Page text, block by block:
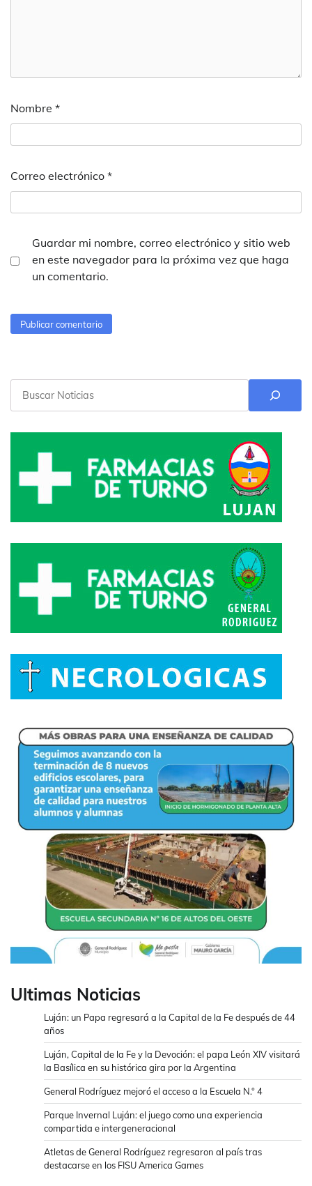
Nombre *
Correo electrónico *
Guardar mi nombre, correo electrónico y sitio web
en este navegador para la próxima vez que haga
un comentario.
Ultimas Noticias
Luján: un Papa regresará a la Capital de la Fe después de 44
años
Luján, Capital de la Fe y la Devoción: el papa León XIV visitará
la Basílica en su histórica gira por la Argentina
General Rodríguez mejoró el acceso a la Escuela N.° 4
Parque Invernal Luján: el juego como una experiencia
compartida e intergeneracional
Atletas de General Rodríguez regresaron al país tras
destacarse en los FISU America Games